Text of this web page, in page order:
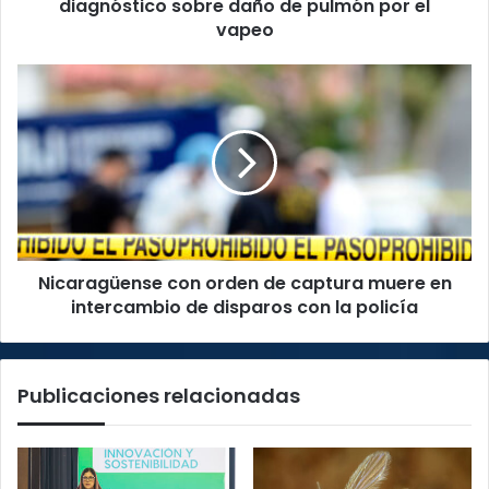
vapeo
diagnóstico sobre daño de pulmón por el
vapeo
Nicaragüense
orden
de
captura
muere
en
intercambio
de
disparos
Nicaragüense con orden de captura muere en
intercambio de disparos con la policía
Publicaciones relacionadas